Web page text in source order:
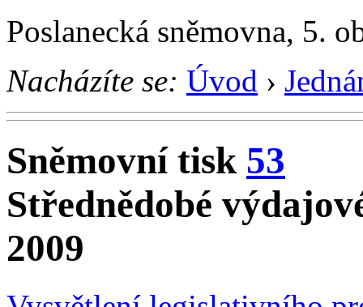
Poslanecká sněmovna, 5.
Nacházíte se: Úvod ›
Sněmovní tisk 53
Střednědobé
2009